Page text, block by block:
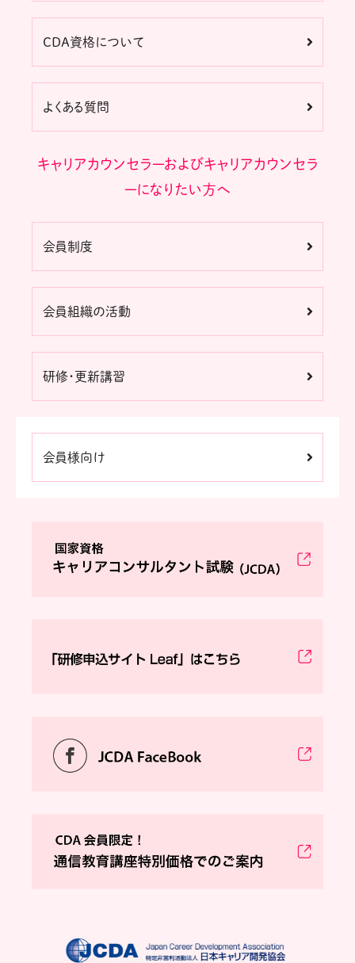
CDA資格について
よくある質問
キャリアカウンセラーおよびキャリアカウンセラ
ーになりたい方へ
会員制度
会員組織の活動
研修・更新講習
会員様向け